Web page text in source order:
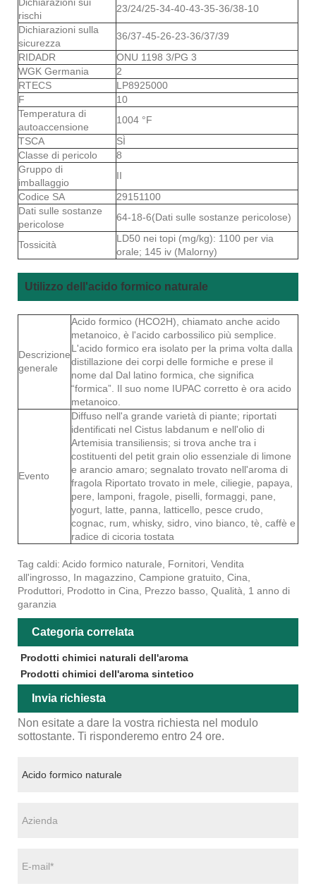
rischi
23/24/25-34-40-43-35-36/38-10
Dichiarazioni sulla
sicurezza
36/37-45-26-23-36/37/39
RIDADR
ONU 1198 3/PG 3
WGK Germania
2
RTECS
LP8925000
F
10
Temperatura di
autoaccensione
1004 °F
TSCA
SÌ
Classe di pericolo
8
Gruppo di
imballaggio
II
Codice SA
29151100
Dati sulle sostanze
pericolose
64-18-6(Dati sulle sostanze pericolose)
Tossicità
LD50 nei topi (mg/kg): 1100 per via
orale; 145 iv (Malorny)
Utilizzo dell'acido formico naturale
Descrizione
generale
Acido formico (HCO2H), chiamato anche acido
metanoico, è l'acido carbossilico più semplice.
L'acido formico era isolato per la prima volta dalla
distillazione dei corpi delle formiche e prese il
nome dal Dal latino formica, che significa
“formica”. Il suo nome IUPAC corretto è ora acido
metanoico.
Evento
Diffuso nell'a grande varietà di piante; riportati
identificati nel Cistus labdanum e nell'olio di
Artemisia transiliensis; si trova anche tra i
costituenti del petit grain olio essenziale di limone
e arancio amaro; segnalato trovato nell'aroma di
fragola Riportato trovato in mele, ciliegie, papaya,
pere, lamponi, fragole, piselli, formaggi, pane,
yogurt, latte, panna, latticello, pesce crudo,
cognac, rum, whisky, sidro, vino bianco, tè, caffè e
radice di cicoria tostata
Tag caldi: Acido formico naturale, Fornitori, Vendita
all'ingrosso, In magazzino, Campione gratuito, Cina,
Produttori, Prodotto in Cina, Prezzo basso, Qualità, 1 anno di
garanzia
Categoria correlata
Prodotti chimici naturali dell'aroma
Prodotti chimici dell'aroma sintetico
Invia richiesta
Non esitate a dare la vostra richiesta nel modulo
sottostante. Ti risponderemo entro 24 ore.